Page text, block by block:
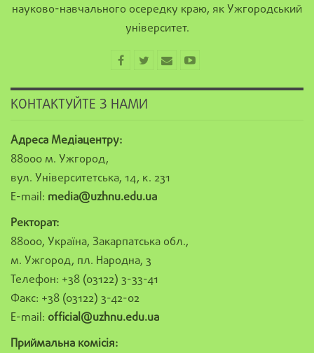
науково-навчального осередку краю, як Ужгородський
університет.
КОНТАКТУЙТЕ З НАМИ
Адреса Медіацентру:
88000 м. Ужгород,
вул. Університетська, 14, к. 231
E-mail: media@uzhnu.edu.ua
Ректорат:
88000, Україна, Закарпатська обл.,
м. Ужгород, пл. Народна, 3
Телефон: +38 (03122) 3-33-41
Факс: +38 (03122) 3-42-02
E-mail: official@uzhnu.edu.ua
Приймальна комісія: